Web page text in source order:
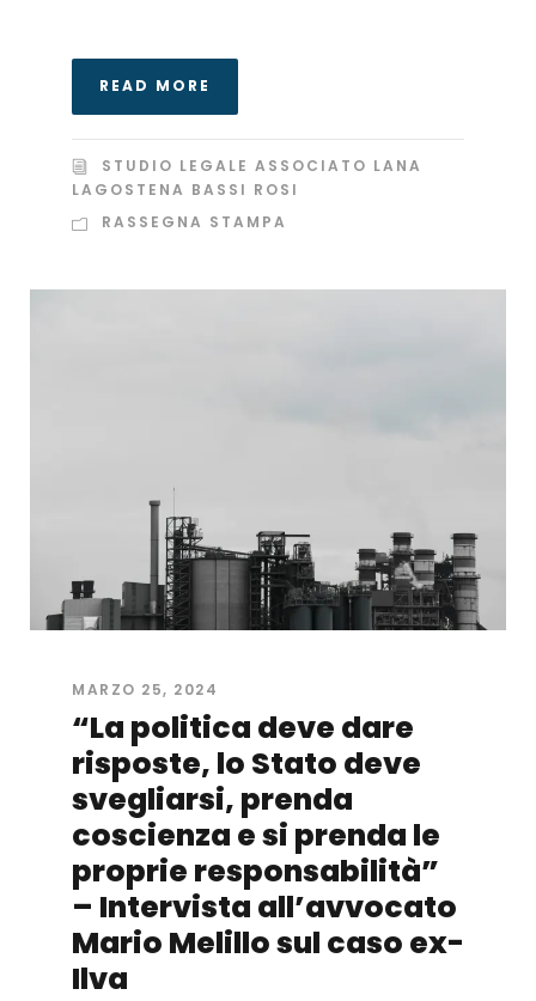
READ MORE
STUDIO LEGALE ASSOCIATO LANA
LAGOSTENA BASSI ROSI
RASSEGNA STAMPA
MARZO 25, 2024
“La politica deve dare
risposte, lo Stato deve
svegliarsi, prenda
coscienza e si prenda le
proprie responsabilità”
– Intervista all’avvocato
Mario Melillo sul caso ex-
Ilva